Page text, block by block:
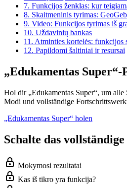
7. Funkcijos ženklas: kur
8. Skaitmeninis tyrimas:
9. Video: Funkcijos tyrimas iš
10. Uždavinių bankas
11. Atminties kortelės: funkcijos
12. Papildomi šaltiniai ir resursai
„Edukamentas
Hol dir „Edukamentas Super“, um
Modi und vollständige
„Edukamentas Super“ holen
Schalte das
Mokymosi rezultatai
Kas iš tikro yra funkcija?